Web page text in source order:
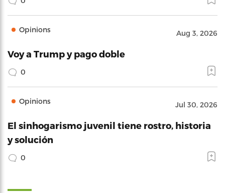
Opinions Aug 3, 2026
Voy a Trump y pago doble
0
Opinions Jul 30, 2026
El sinhogarismo juvenil tiene rostro, historia
y solución
0